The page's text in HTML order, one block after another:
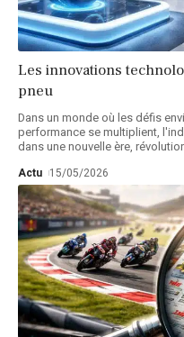
Les innovations
pneu
Dans un monde où les défis
performance se multiplient,
dans une nouvelle ère,
Actu 15/05/2026